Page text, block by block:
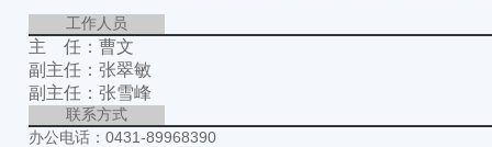
工作人员
主 任：曹文
副主任：张翠敏
副主任：张雪峰
联系方式
办公电话：0431-89968390